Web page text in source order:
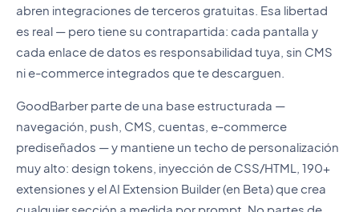
abren integraciones de terceros gratuitas. Esa libertad
es real — pero tiene su contrapartida: cada pantalla y
cada enlace de datos es responsabilidad tuya, sin CMS
ni e-commerce integrados que te descarguen.
GoodBarber parte de una base estructurada —
navegación, push, CMS, cuentas, e-commerce
prediseñados — y mantiene un techo de personalización
muy alto: design tokens, inyección de CSS/HTML, 190+
extensiones y el AI Extension Builder (en Beta) que crea